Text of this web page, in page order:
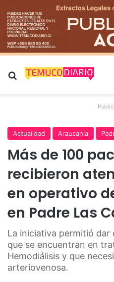
Buscar por
Actualidad Araucanía
Más de 100
recibieron
en operativo
en Padre Las
La iniciativa permitió
que se encuentran en
Hemodiálisis y que
arteriovenosa.